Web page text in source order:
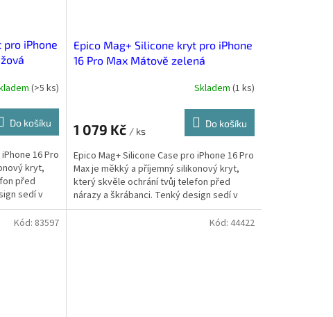
pro iPhone
(>5 ks)
Do košíku
16 Pro
kryt,
před
sedí v
Epico Mag+ Silicone kryt pro iPhone
16 Pro Max Mátově zelená
Skladem (1 ks)
1 079 Kč / ks
Do košíku
Epico Mag+ Silicone Case pro iPhone 16 Pro
Max je měkký a příjemný silikonový kryt,
který skvěle ochrání tvůj telefon před
nárazy a škrábanci. Tenký design sedí v
ruce a díky...
Kód: 83597 Kód: 44422